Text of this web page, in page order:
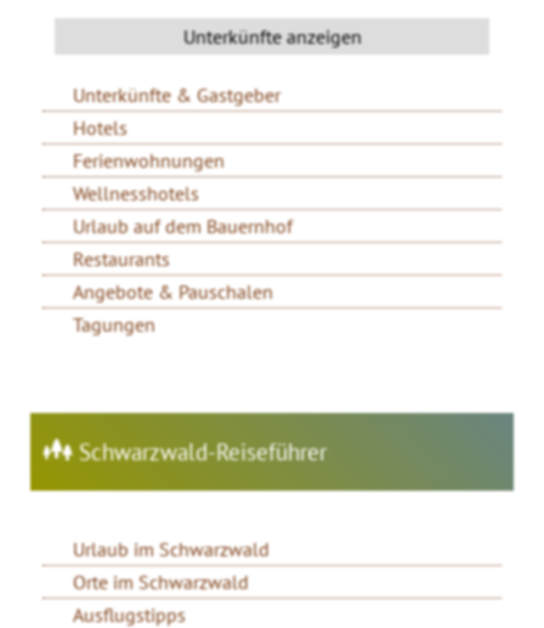
Unterkünfte & Gastgeber
Hotels
Ferienwohnungen
Wellnesshotels
Urlaub auf dem Bauernhof
Restaurants
Angebote & Pauschalen
Tagungen
Schwarzwald-Reiseführer
Urlaub im Schwarzwald
Orte im Schwarzwald
Ausflugstipps